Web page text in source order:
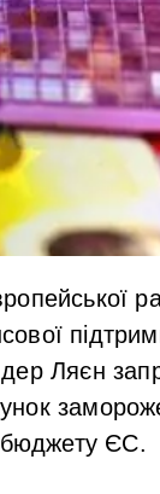
Ляєн
бюджету ЄС.